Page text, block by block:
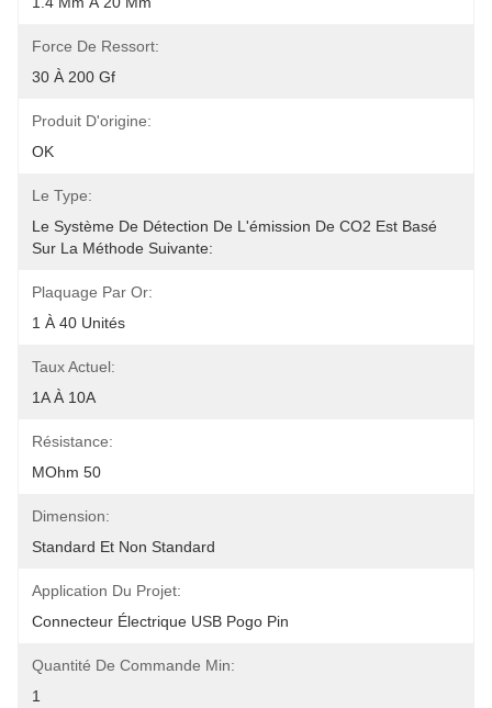
Force De Ressort:
30 À 200 Gf
Produit D'origine:
OK
Le Type:
Le Système De Détection De L'émission De CO2 Est Basé
Sur La Méthode Suivante:
Plaquage Par Or:
1 À 40 Unités
Taux Actuel:
1A À 10A
Résistance:
MOhm 50
Dimension:
Standard Et Non Standard
Application Du Projet:
Connecteur Électrique USB Pogo Pin
Quantité De Commande Min:
1